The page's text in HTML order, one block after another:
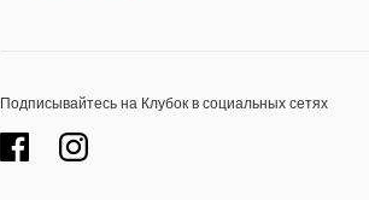
Подписывайтесь на Клубок в социальных сетях